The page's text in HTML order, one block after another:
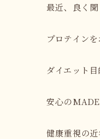
最近、良く
プロテイン
ダイエット
安心の
健康重視の